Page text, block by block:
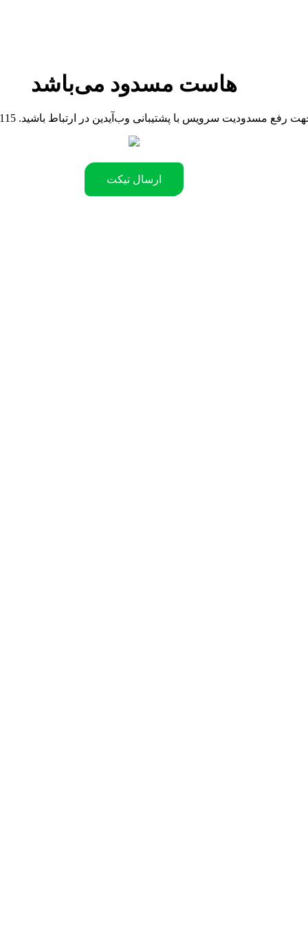
هاست مسدود می‌باشد
.جهت رفع مسدودیت سرویس با پشتیبانی وب‌آیدین در ارتباط باشید
ارسال تیکت